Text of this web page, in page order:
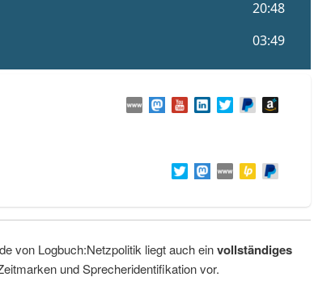
von Logbuch:Netzpolitik liegt auch einvollständiges
und Sprecheridentifikation vor.